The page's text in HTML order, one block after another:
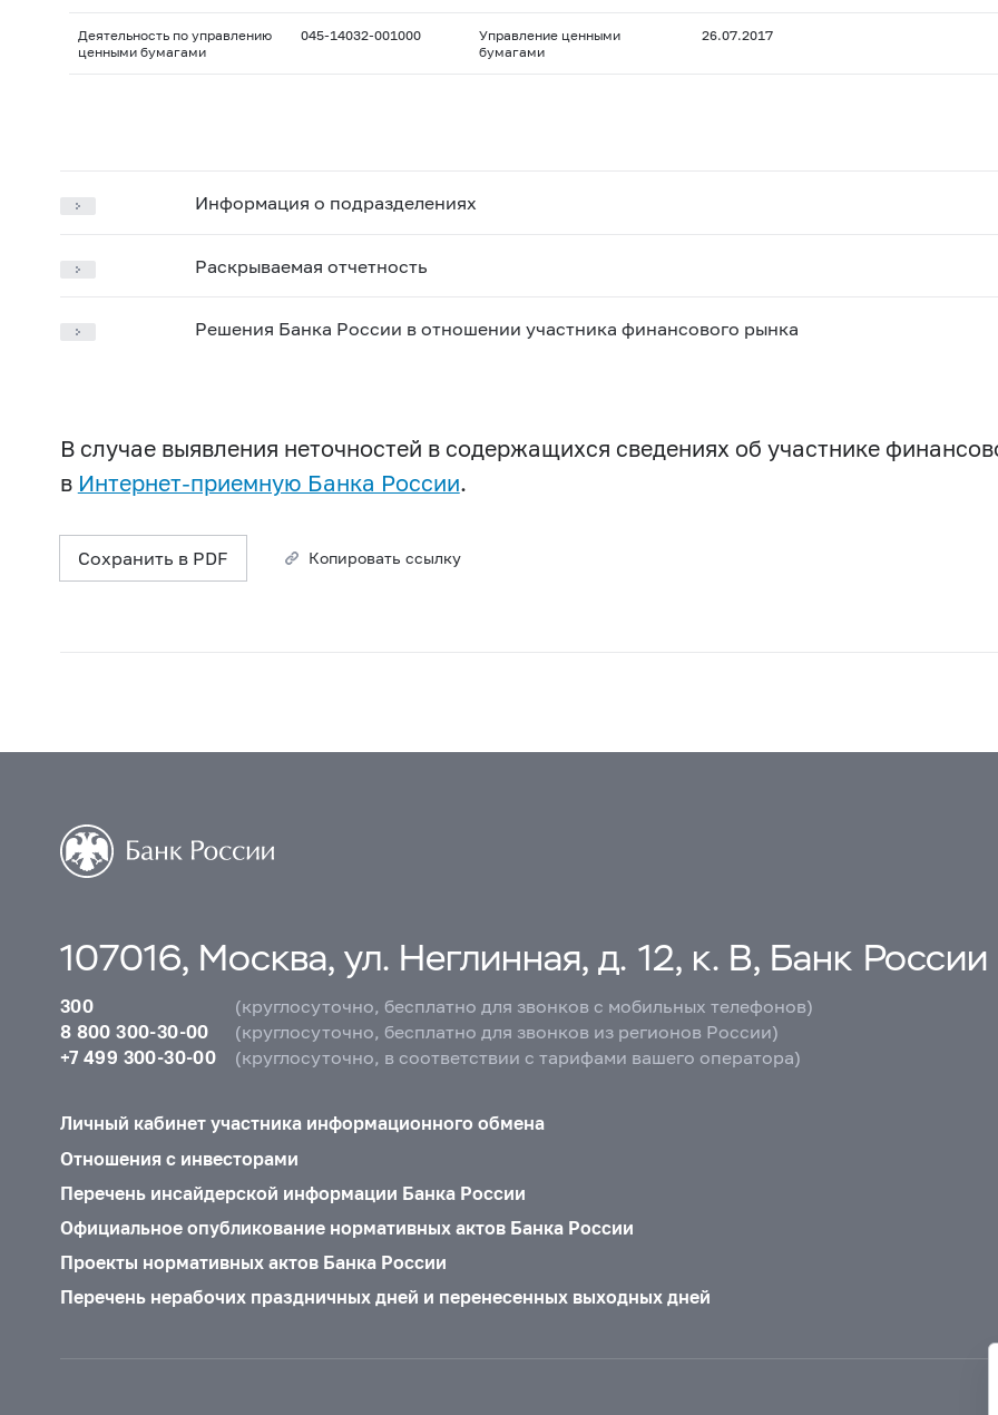
Деятельность по управлению
ценными бумагами
045-14032-001000
Управление ценными
бумагами
26.07.2017
Информация о подразделениях
Раскрываемая отчетность
Решения Банка России в отношении участника финансового рынка
В случае выявления неточностей в содержащихся сведениях об участнике
в Интернет-приемную Банка России.
Сохранить в PDF Копировать ссылку
107016, Москва, ул. Неглинная, д. 12, к. В, Банк России
300
(круглосуточно, бесплатно для звонков с мобильных телефонов)
8 800 300-30-00
(круглосуточно, бесплатно для звонков из регионов России)
+7 499 300-30-00
(круглосуточно, в соответствии с тарифами вашего оператора)
Личный кабинет участника информационного обмена
Отношения с инвесторами
Перечень инсайдерской информации Банка России
Официальное опубликование нормативных актов Банка России
Проекты нормативных актов Банка России
Перечень нерабочих праздничных дней и перенесенных выходных дней